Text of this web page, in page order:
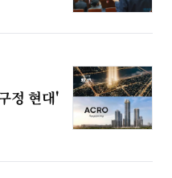
정 현대'